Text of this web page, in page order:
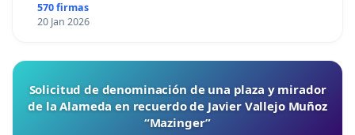
570 firmas
20 Jan 2026
Solicitud de denominación de una plaza y mirador
de la Alameda en recuerdo de Javier Vallejo Muñoz
“Mazinger”